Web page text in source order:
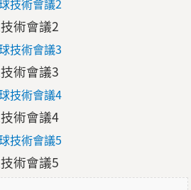
術會議2
術會議3
術會議4
術會議5